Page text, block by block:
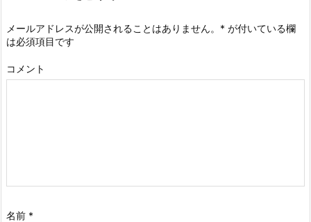
メールアドレスが公開されることはありません。 * が付いている欄
は必須項目です
コメント
名前 *